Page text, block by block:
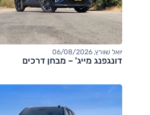
יואל שוורץ, 06/08/2026
דונגפנג מייג' – מבחן דרכים